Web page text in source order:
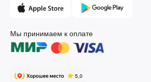
Мы принимаем к оплате